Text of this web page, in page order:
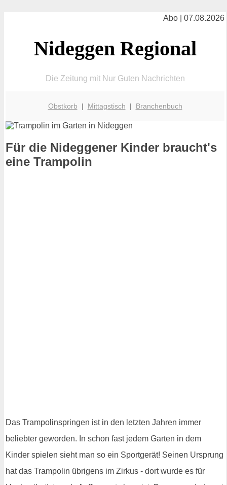
Abo | 07.08.2026
Nideggen Regional
Die Zeitung mit Nur Guten Nachrichten
Obstkorb | Mittagstisch | Branchenbuch
Für die Nideggener Kinder braucht's
eine Trampolin
Das Trampolinspringen ist in den letzten Jahren immer
beliebter geworden. In schon fast jedem Garten in dem
Kinder spielen sieht man so ein Sportgerät! Seinen Ursprung
hat das Trampolin übrigens im Zirkus - dort wurde es für